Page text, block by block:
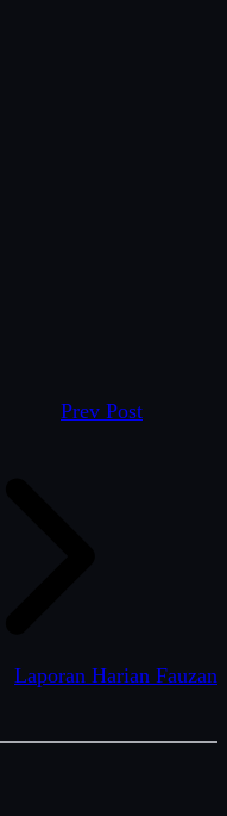
Prev Post
Laporan Harian Fauzan